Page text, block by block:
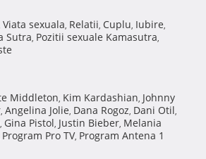
Viata sexuala, Relatii, Cuplu, Iubire,
Sutra, Pozitii sexuale Kamasutra,
Middleton, Kim Kardashian, Johnny
, Angelina Jolie, Dana Rogoz, Dani Otil,
, Gina Pistol, Justin Bieber, Melania
Program Pro TV, Program Antena 1